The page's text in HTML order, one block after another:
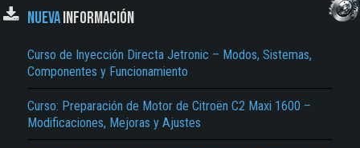
NUEVAINFORMACIÓN
Curso de Inyección Directa Jetronic – Modos, Sistemas,
Componentes y Funcionamiento
Curso: Preparación de Motor de Citroën C2 Maxi 1600 –
Modificaciones, Mejoras y Ajustes